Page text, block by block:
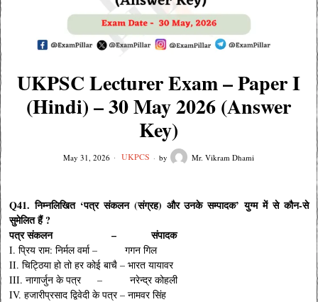
UKPSC Lecturer Exam – Paper I
(Hindi) – 30 May 2026 (Answer
Key)
May 31, 2026 UKPCS by Mr. Vikram Dhami
Q41. निम्नलिखित ‘पत्र संकलन (संग्रह) और उनके सम्पादक’ युग्म में से कौन-से
सुमेलित हैं ?
पत्र संकलन – संपादक
I. प्रिय राम: निर्मल वर्मा – गगन गिल
II. चिट्ठिया हो तो हर कोई बाचै – भारत यायावर
III. नागार्जुन के पत्र – नरेन्द्र कोहली
IV. हजारीप्रसाद द्विवेदी के पत्र – नामवर सिंह